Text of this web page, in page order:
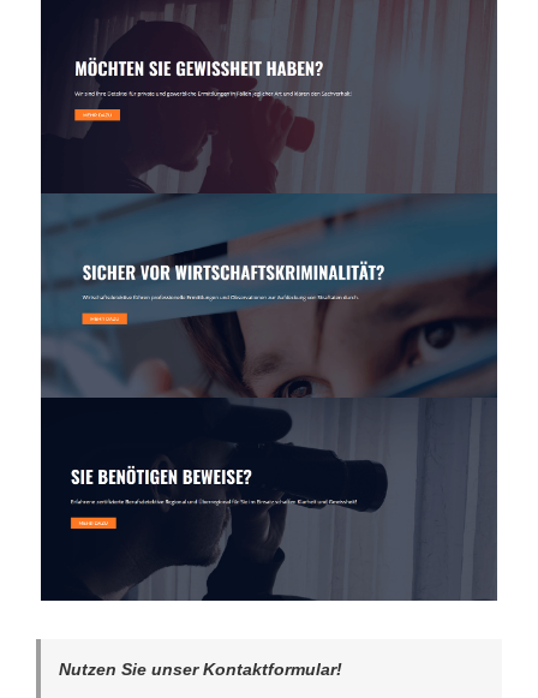
Nutzen Sie unser Kontaktformular!